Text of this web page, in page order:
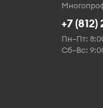
+7 (812)
Пн–Пт:
Сб–Вс: